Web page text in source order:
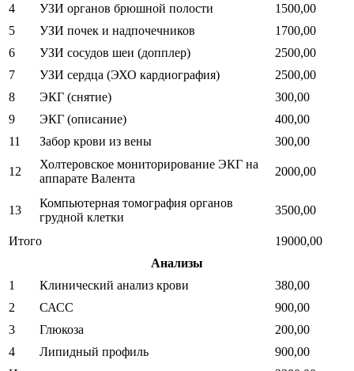
4
УЗИ органов брюшной полости
1500,00
5
УЗИ почек и надпочечников
1700,00
6
УЗИ сосудов шеи (допплер)
2500,00
7
УЗИ сердца (ЭХО кардиография)
2500,00
8
ЭКГ (снятие)
300,00
9
ЭКГ (описание)
400,00
11
Забор крови из вены 300,00
12
Холтеровское мониторирование ЭКГ на
аппарате Валента
2000,00
13
Компьютерная томография органов
грудной клетки
3500,00
Итого
19000,00
Анализы
1
Клинический анализ крови
380,00
2
САСС
900,00
3
Глюкоза
200,00
4
Липидный профиль
900,00